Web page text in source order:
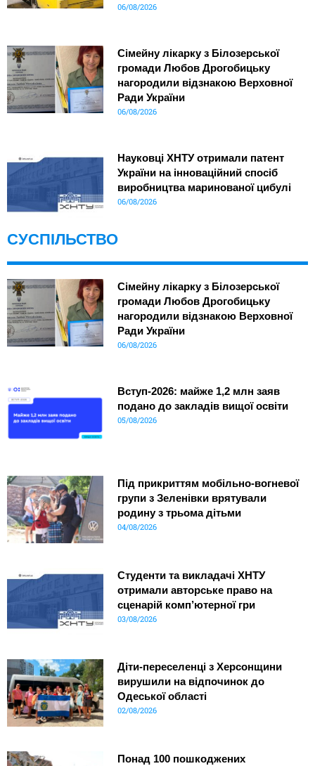
06/08/2026
Сімейну лікарку з Білозерської
громади Любов Дрогобицьку
нагородили відзнакою Верховної
Ради України
06/08/2026
Науковці ХНТУ отримали патент
України на інноваційний спосіб
виробництва маринованої цибулі
06/08/2026
СУСПІЛЬСТВО
Сімейну лікарку з Білозерської
громади Любов Дрогобицьку
нагородили відзнакою Верховної
Ради України
06/08/2026
Вступ-2026: майже 1,2 млн заяв
подано до закладів вищої освіти
05/08/2026
Під прикриттям мобільно-вогневої
групи з Зеленівки врятували
родину з трьома дітьми
04/08/2026
Студенти та викладачі ХНТУ
отримали авторське право на
сценарій комп’ютерної гри
03/08/2026
Діти-переселенці з Херсонщини
вирушили на відпочинок до
Одеської області
02/08/2026
Понад 100 пошкоджених